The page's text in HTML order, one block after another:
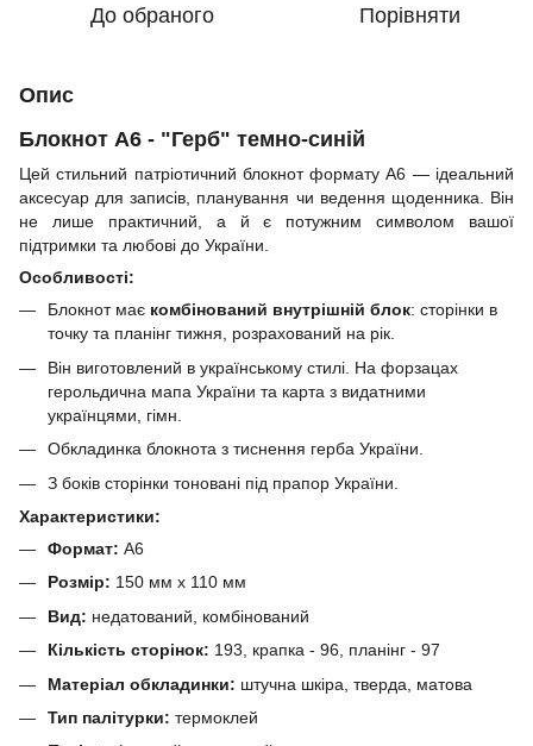
До обраного Порівняти
Опис
Блокнот A6 - "Герб" темно-синій
Цей стильний патріотичний блокнот формату А6 — ідеальний
аксесуар для записів, планування чи ведення щоденника. Він
не лише практичний, а й є потужним символом вашої
підтримки та любові до України.
Особливості:
Блокнот має комбінований внутрішній блок: сторінки в
точку та планінг тижня, розрахований на рік.
Він виготовлений в українському стилі. На форзацах
герольдична мапа України та карта з видатними
українцями, гімн.
Обкладинка блокнота з тиснення герба України.
З боків сторінки тоновані під прапор України.
Характеристики:
Формат: A6
Розмір: 150 мм х 110 мм
Вид: недатований, комбінований
Кількість сторінок: 193, крапка - 96, планінг - 97
Матеріал обкладинки: штучна шкіра, тверда, матова
Тип палітурки: термоклей